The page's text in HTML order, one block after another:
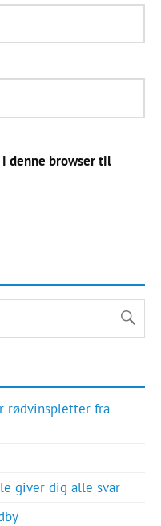
denne browser til
rødvinspletter fra
giver dig alle svar